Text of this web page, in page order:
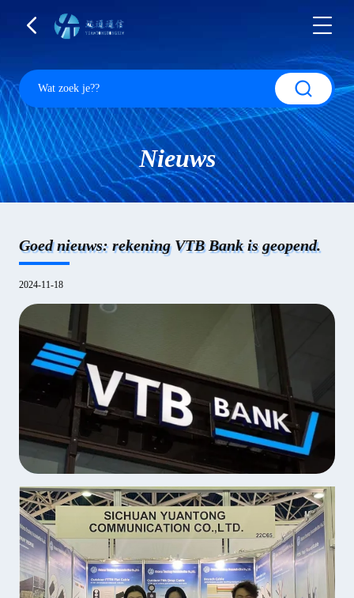
Nieuws
Goed nieuws: rekening VTB Bank is geopend.
2024-11-18